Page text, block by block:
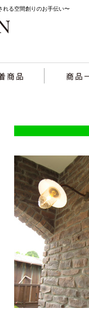
れる空間創りのお手伝い〜